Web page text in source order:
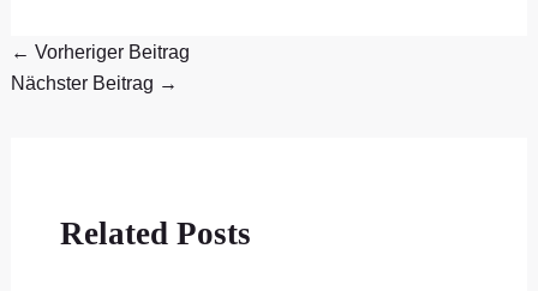
← Vorheriger Beitrag
Nächster Beitrag →
Related Posts